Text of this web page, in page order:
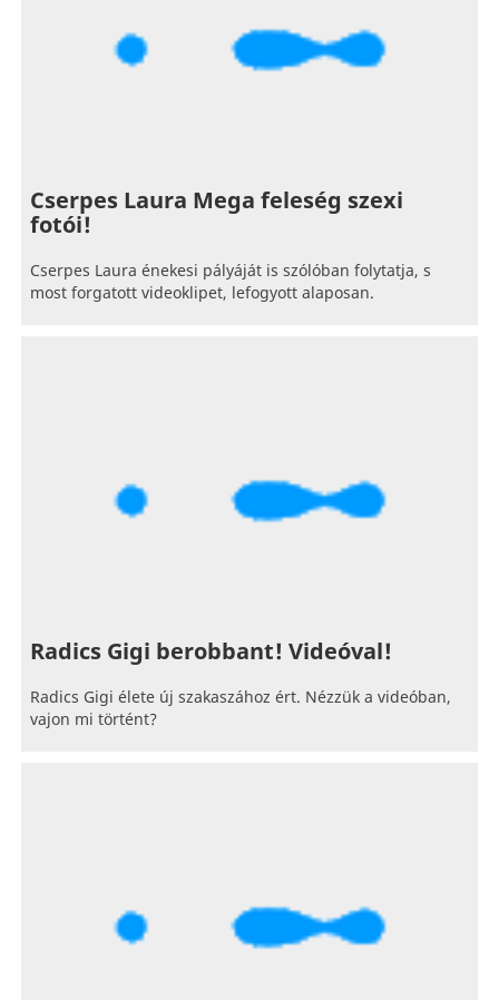
Cserpes Laura Mega feleség szexi
fotói!
Cserpes Laura énekesi pályáját is szólóban folytatja, s
most forgatott videoklipet, lefogyott alaposan.
Radics Gigi berobbant! Videóval!
Radics Gigi élete új szakaszához ért. Nézzük a videóban,
vajon mi történt?